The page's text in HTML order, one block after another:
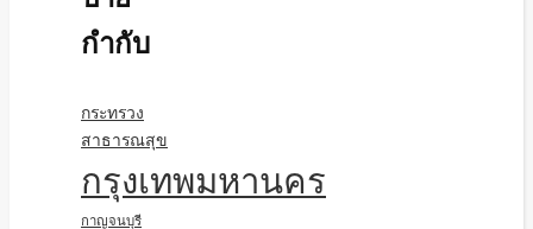
กำกับ
กระทรวง
สาธารณสุข
กรุงเทพมหานคร
กาญจนบุรี